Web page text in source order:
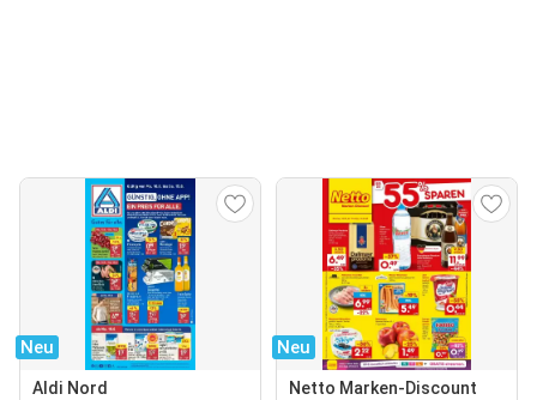
Neu
Aldi Nord
Neu
Netto Marken-Discount